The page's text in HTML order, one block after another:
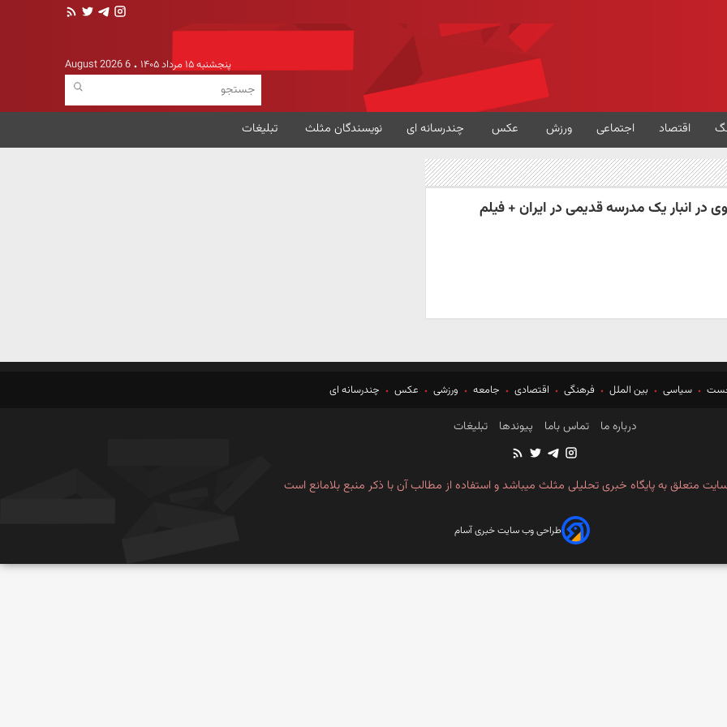
پنجشنبه ۱۵ مرداد ۱۴۰۵ 6 August 2026
اقتصاد اجتماعی ورزش عکس چندرسانه ای نویسندگان مثلث تبلیغات
در انبار یک مدرسه قدیمی در ایران + فیلم
سیاسی بین الملل فرهنگی اقتصادی جامعه ورزشی عکس چندرسانه ای
درباره ما تماس باما پیوندها تبلیغات
متعلق به پایگاه خبری تحلیلی مثلث میباشد و استفاده از مطالب آن با ذکر منبع بلامانع است
طراحی وب سایت خبری آسام